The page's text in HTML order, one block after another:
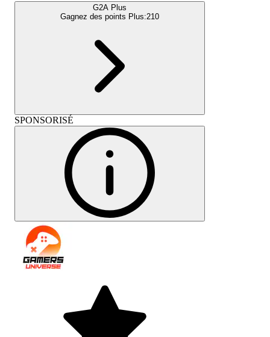
G2A Plus
Gagnez des points Plus:210
SPONSORISÉ